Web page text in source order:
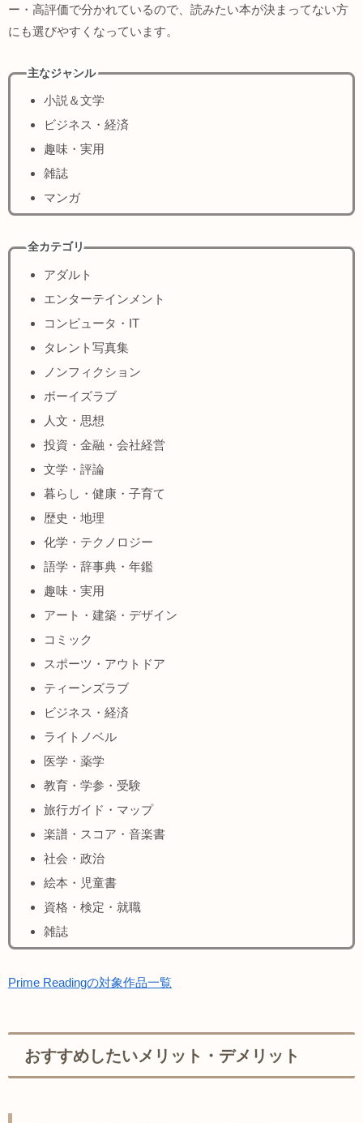
ー・高評価で分かれているので、読みたい本が決まってない方
にも選びやすくなっています。
主なジャンル
小説＆文学
ビジネス・経済
趣味・実用
雑誌
マンガ
全カテゴリ
アダルト
エンターテインメント
コンピュータ・IT
タレント写真集
ノンフィクション
ボーイズラブ
人文・思想
投資・金融・会社経営
文学・評論
暮らし・健康・子育て
歴史・地理
化学・テクノロジー
語学・辞事典・年鑑
趣味・実用
アート・建築・デザイン
コミック
スポーツ・アウトドア
ティーンズラブ
ビジネス・経済
ライトノベル
医学・薬学
教育・学参・受験
旅行ガイド・マップ
楽譜・スコア・音楽書
社会・政治
絵本・児童書
資格・検定・就職
雑誌
Prime Readingの対象作品一覧
おすすめしたいメリット・デメリット